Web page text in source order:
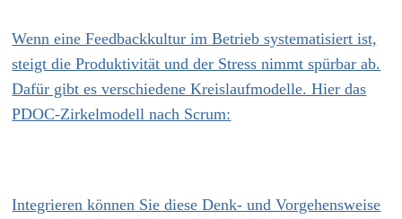
Wenn eine Feedbackkultur im Betrieb systematisiert ist,
steigt die Produktivität und der Stress nimmt spürbar ab.
Dafür gibt es verschiedene Kreislaufmodelle. Hier das
PDOC-Zirkelmodell nach Scrum:
Integrieren können Sie diese Denk- und Vorgehensweise